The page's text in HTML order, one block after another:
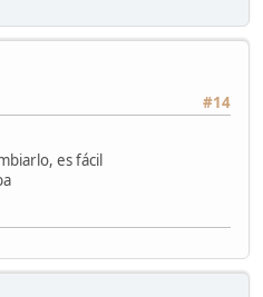
#14
es fácil